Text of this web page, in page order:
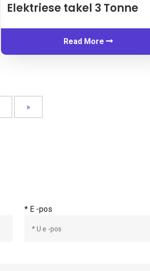
Elektriese takel 3 Tonne
Read More
»
* E -pos